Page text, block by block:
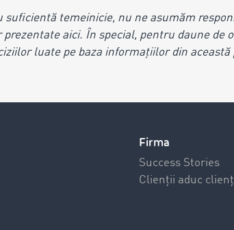
suficientă temeinicie, nu ne asumăm
aici. În special, pentru daune de
luate pe baza informațiilor din
Firma
Success Stories
Clienții aduc